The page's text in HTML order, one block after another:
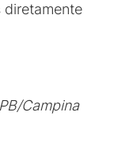
diretamente
Campina